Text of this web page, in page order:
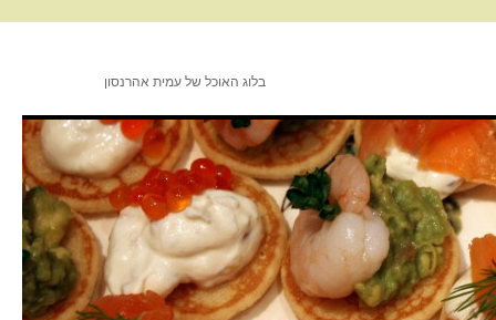
בלוג האוכל של עמית אהרנסון